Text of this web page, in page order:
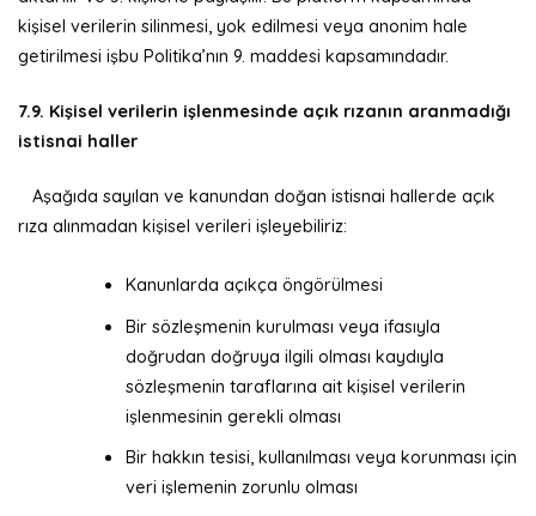
kişisel verilerin silinmesi, yok edilmesi veya anonim hale
getirilmesi işbu Politika’nın 9. maddesi kapsamındadır.
7.9. Kişisel verilerin işlenmesinde açık rızanın aranmadığı
istisnai haller
Aşağıda sayılan ve kanundan doğan istisnai hallerde açık
rıza alınmadan kişisel verileri işleyebiliriz:
Kanunlarda açıkça öngörülmesi
Bir sözleşmenin kurulması veya ifasıyla
doğrudan doğruya ilgili olması kaydıyla
sözleşmenin taraflarına ait kişisel verilerin
işlenmesinin gerekli olması
Bir hakkın tesisi, kullanılması veya korunması için
veri işlemenin zorunlu olması